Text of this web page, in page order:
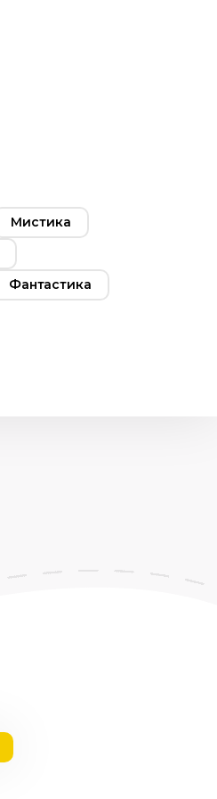
Мистика
Фантастика